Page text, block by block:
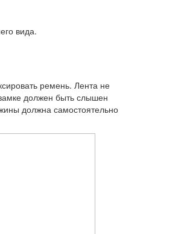
вида.
ремень. Лента не
должен быть слышен
должна самостоятельно